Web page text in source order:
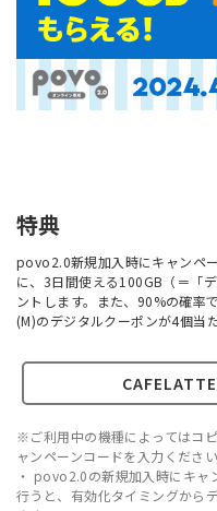
特典
povo2.0新規加入時にキャンペ
に、3日間使える100GB（＝「
ントします。また、90%の確率
(M)のデジタルクーポンが4個当
※ご利用中の機種によってはコ
ャンペーンコードを入力ください
・ povo2.0の新規加入時にキャ
行うと、有効化タイミングから